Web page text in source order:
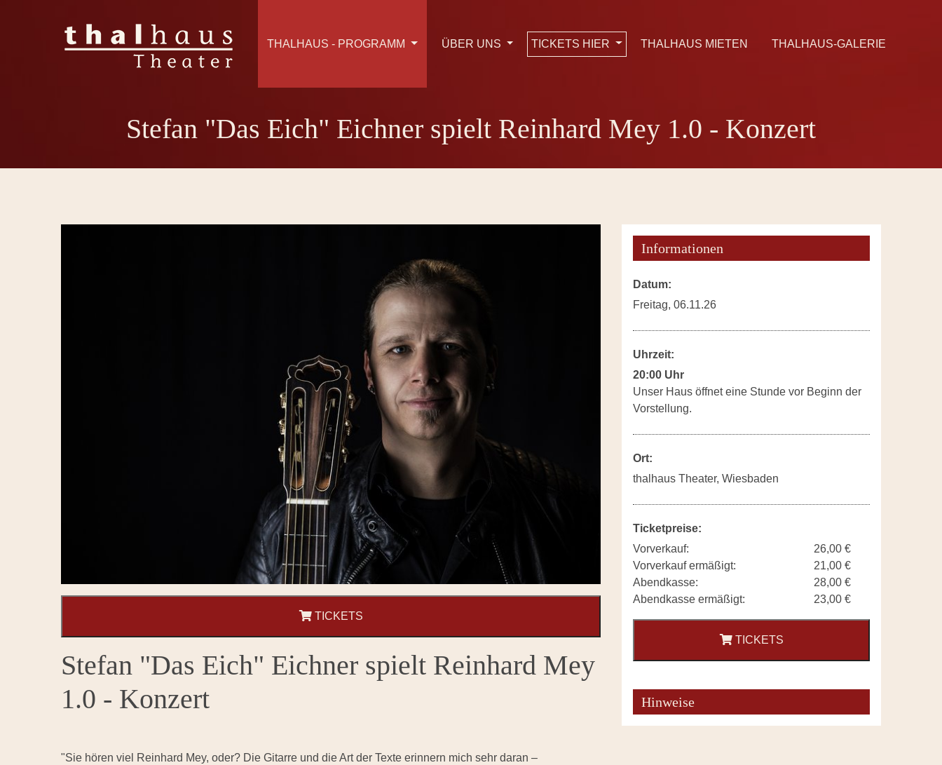
THALHAUS - PROGRAMM ÜBER UNS TICKETS HIER THALHAUS MIETEN THALHAUS-GALERIE
Stefan "Das Eich" Eichner spielt Reinhard Mey 1.0 - Konzert
TICKETS
Stefan "Das Eich" Eichner spielt Reinhard Mey
1.0 - Konzert
"Sie hören viel Reinhard Mey, oder? Die Gitarre und die Art der Texte erinnern mich sehr daran –
Informationen
Datum:
Freitag, 06.11.26
Uhrzeit:
20:00 Uhr
Unser Haus öffnet eine Stunde vor Beginn der
Vorstellung.
Ort:
thalhaus Theater, Wiesbaden
Ticketpreise:
Vorverkauf:
26,00 €
Vorverkauf ermäßigt:
21,00 €
Abendkasse:
28,00 €
Abendkasse ermäßigt:
23,00 €
TICKETS
Hinweise